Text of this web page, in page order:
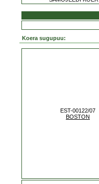
Koera sugupuu:
EST-00122/07
BOSTON